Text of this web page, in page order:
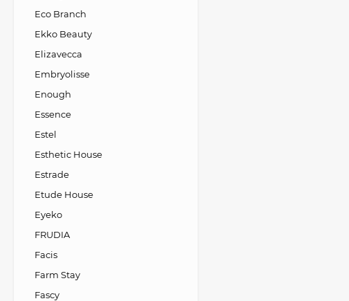
Eco Branch
Ekko Beauty
Elizavecca
Embryolisse
Enough
Essence
Estel
Esthetic House
Estrade
Etude House
Eyeko
FRUDIA
Facis
Farm Stay
Fascy